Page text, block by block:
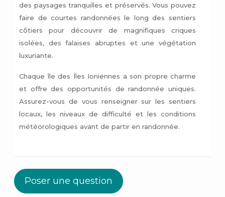
des paysages tranquilles et préservés. Vous pouvez
faire de courtes randonnées le long des sentiers
côtiers pour découvrir de magnifiques criques
isolées, des falaises abruptes et une végétation
luxuriante.
Chaque île des Îles Ioniennes a son propre charme
et offre des opportunités de randonnée uniques.
Assurez-vous de vous renseigner sur les sentiers
locaux, les niveaux de difficulté et les conditions
météorologiques avant de partir en randonnée.
Poser une question